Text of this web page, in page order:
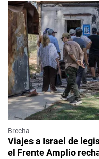
Brecha
Viajes a Israel de
el Frente Amplio